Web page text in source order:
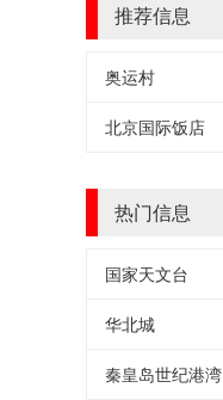
推荐信息
奥运村
北京国际饭店
热门信息
国家天文台
华北城
秦皇岛世纪港湾